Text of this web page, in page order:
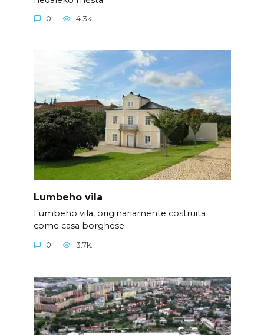
0 4.3k.
Lumbeho vila
Lumbeho vila, originariamente costruita
come casa borghese
0 3.7k.